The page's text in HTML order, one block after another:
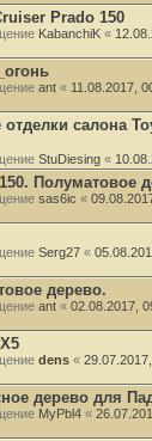
Prado 150
KabanchiK «
ant « 11.08.2017,
салона
StuDiesing «
Полуматовое
sas6ic «
Serg27 «
дерево.
ant « 02.08.2017,
dens «
дерево для
MyPbl4 «